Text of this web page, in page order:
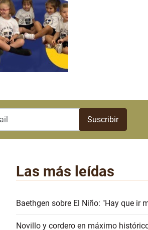
Las más leídas
Baethgen sobre El Niño: "Hay que ir
Novillo y cordero en máximo